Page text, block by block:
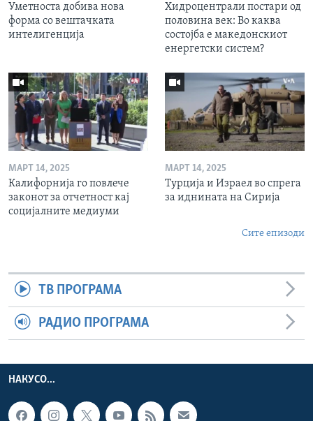
Уметноста добива нова
форма со вештачката
интелигенција
Хидроцентрали постари од
половина век: Во каква
состојба е македонскиот
енергетски систем?
МАРТ 14, 2025
Калифорнија го повлече
законот за отчетност кај
социјалните медиуми
МАРТ 14, 2025
Турција и Израел во спрега
за иднината на Сирија
Сите епизоди
ТВ ПРОГРАМА
РАДИО ПРОГРАМА
НАКУСО...